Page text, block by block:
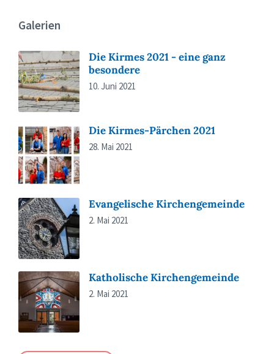
Galerien
Die Kirmes 2021 - eine ganz
besondere
10. Juni 2021
Die Kirmes-Pärchen 2021
28. Mai 2021
Evangelische Kirchengemeinde
2. Mai 2021
Katholische Kirchengemeinde
2. Mai 2021